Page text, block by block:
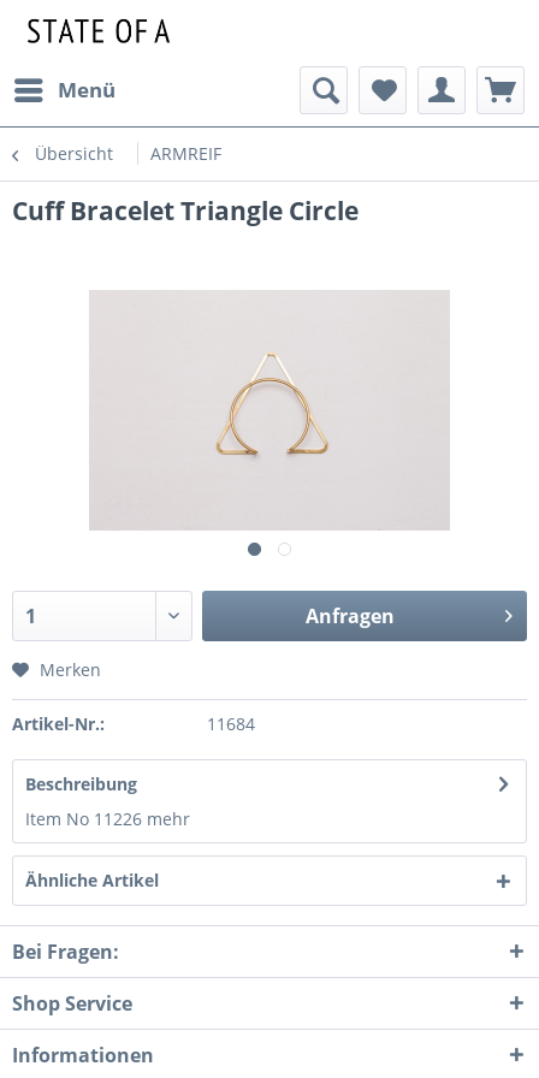
Menü
Übersicht ARMREIF
Cuff Bracelet Triangle Circle
Anfragen
Merken
Artikel-Nr.: 11684
Beschreibung
Item No 11226 mehr
Ähnliche Artikel
Bei Fragen:
Shop Service
Informationen